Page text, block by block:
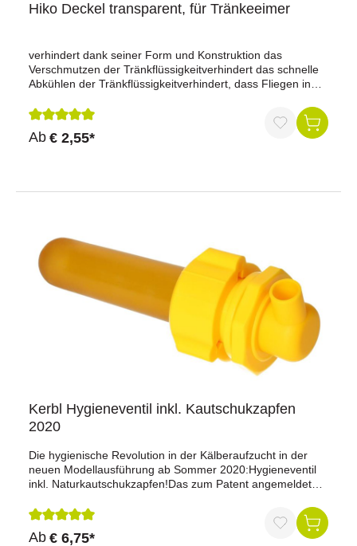
Hiko Deckel transparent, für Tränkeeimer
verhindert dank seiner Form und Konstruktion das
Verschmutzen der Tränkflüssigkeitverhindert das schnelle
Abkühlen der Tränkflüssigkeitverhindert, dass Fliegen in
Tränkflüssigkeit innerhalb 30 Min. nur 1 °C an WärmeInhalt
Durchschnittliche Bewertung von 5 von 5 Sternen
Ab € 2,55*
Kerbl Hygieneventil inkl. Kautschukzapfen
2020
Die hygienische Revolution in der Kälberaufzucht in der
neuen Modellausführung ab Sommer 2020:Hygieneventil
inkl. Naturkautschukzapfen!Das zum Patent angemeldete
Modellausführung (ab Sommer 2020) zur Erhöhung der
Hygiene bei Kälbertränken erlaubt eine wesentlich
erleichterte Reinigung des Ventil-Innenbereichs. Alle mit
Durchschnittliche Bewertung von 5 von 5 Sternen
Ab € 6,75*